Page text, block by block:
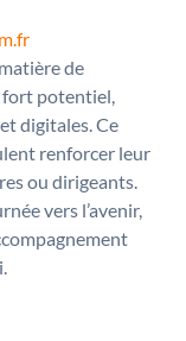
de
fort potentiel,
digitales. Ce
renforcer leur
ou dirigeants.
vers l’avenir,